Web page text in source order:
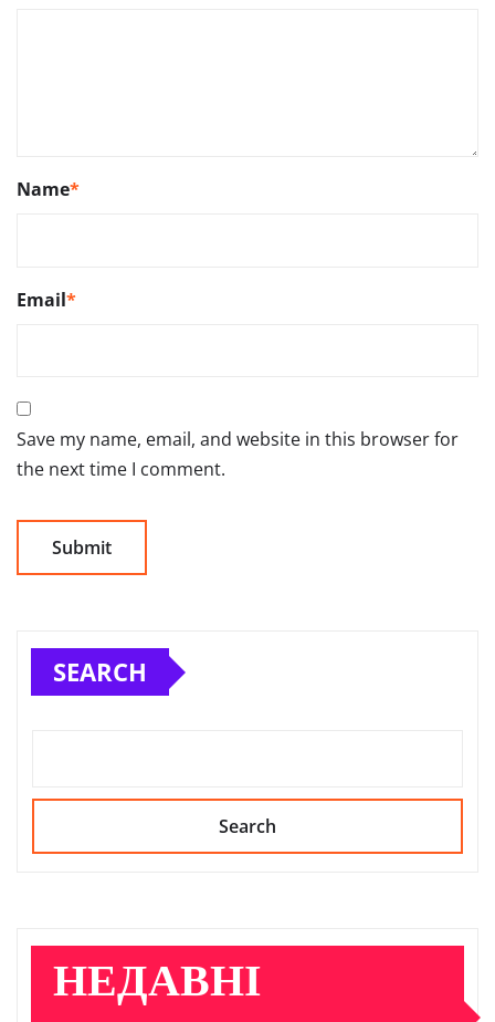
Name*
Email*
Save my name, email, and website in this browser for
the next time I comment.
SEARCH
Search
НЕДАВНІ